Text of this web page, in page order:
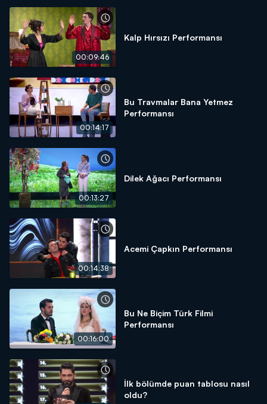
00:09:46
Kalp Hırsızı Performansı
00:14:17
Bu Travmalar Bana Yetmez
Performansı
00:13:27
Dilek Ağacı Performansı
00:14:38
Acemi Çapkın Performansı
00:16:00
Bu Ne Biçim Türk Filmi
Performansı
İlk bölümde puan tablosu nasıl
oldu?